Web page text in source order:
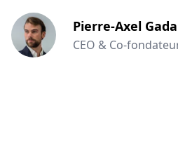
Pierre-Axel
CEO & Co-